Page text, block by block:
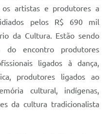
artistas e produtores a
pelos R$ 690 mil
da Cultura. Estão sendo
do encontro produtores
ligados à dança,
produtores ligados ao
cultural, indígenas,
da cultura tradicionalista